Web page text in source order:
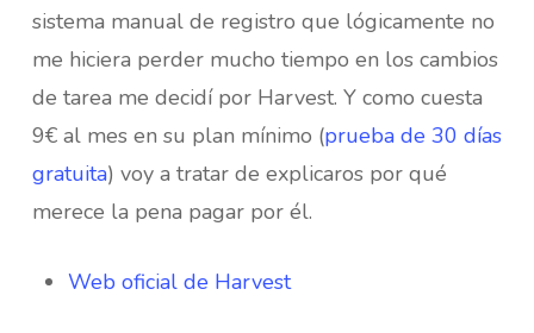
sistema manual de registro que lógicamente no
me hiciera perder mucho tiempo en los cambios
de tarea me decidí por Harvest. Y como cuesta
9€ al mes en su plan mínimo (prueba de 30 días
gratuita) voy a tratar de explicaros por qué
merece la pena pagar por él.
Web oficial de Harvest